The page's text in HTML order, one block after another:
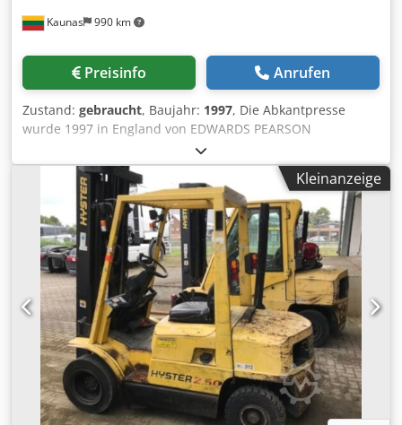
Kaunas 990 km
Preisinfo Anrufen
Zustand: gebraucht, Baujahr: 1997, Die Abkantpresse
wurde 1997 in England von EDWARDS PEARSON
hergestellt. Die Abkantpresse ist in gutem Zustand, wird
mit Werkzeug verkauft. Immer pünktlich gewartet und
gepflegt. Die Werkzeugmaschinen sind angeschlossen und
können getestet und inspiziert werden. Spezifikation:
Modell: EDWARDS PEARSON 100/3100 PR6 Baujahr: 1997
Arbeitslänge: 3 100 mm Biegeleistung: 100 T Chodpfx
Aherfx Utemea Verfahrweg: 172 mm Abstand zwischen
Tisch und Rahmen: 450 mm Arbeitsgeschwindigkeit: 100
mm/s Rücklaufgeschwindigkeit: 110 mm/s Achsen:
automatisch X1, X2, Y1, Y2, Z1, Z2, R Werkzeuge: Verfügbar
Gewicht: 7 T Sonstiges: Neuer Bildschirm vor kurzem
ersetzt, Tastatur für die Benutzerfreundlichkeit
angebracht. Wenn Sie weitere Fragen haben, werden wir
gerne zu beantworten.
Kleinanzeige